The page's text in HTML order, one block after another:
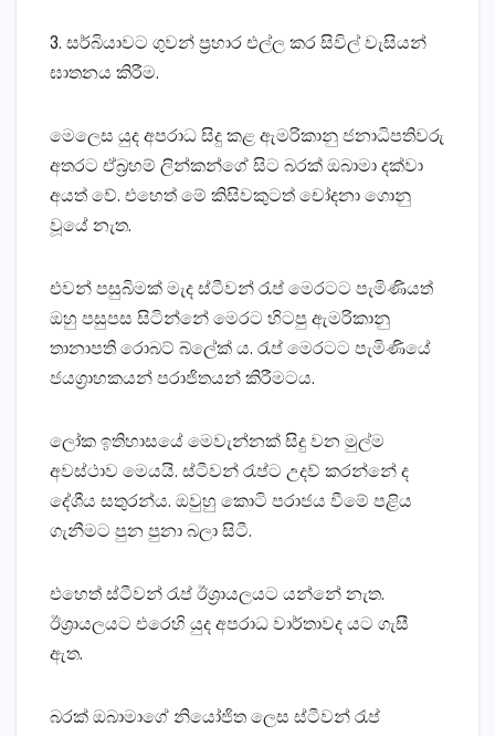
3. සර්බියාවට ගුවන් ප්‍රහාර එල්ල කර සිවිල් වැසියන්
ඝාතනය කිරීම.
මෙලෙස යුද අපරාධ සිදු කළ ඇමරිකානු ජනාධිපතිවරු
අතරට ඒබ්‍රහම් ලින්කන්ගේ සිට බරක්‌ ඔබාමා දක්‌වා
අයත් වේ. එහෙත් මේ කිසිවකුටත් චෝදනා ගොනු
වූයේ නැත.
එවන් පසුබිමක්‌ මැද ස්‌ටීවන් රැප් මෙරටට පැමිණියත්
ඔහු පසුපස සිටින්නේ මෙරට හිටපු ඇමරිකානු
තානාපති රොබට්‌ බ්ලේක්‌ ය. රැප් මෙරටට පැමිණියේ
ජයග්‍රාහකයන් පරාජිතයන් කිරීමටය.
ලෝක ඉතිහාසයේ මෙවැන්නක්‌ සිදු වන මුල්ම
අවස්‌ථාව මෙයයි. ස්‌ටීවන් රැප්ට උදව් කරන්නේ ද
දේශීය සතුරන්ය. ඔවුහු කොටි පරාජය වීමේ පළිය
ගැනීමට පුන පුනා බලා සිටී.
එහෙත් ස්‌ටීවන් රැප් ඊශ්‍රායලයට යන්නේ නැත.
ඊශ්‍රායලයට එරෙහි යුද අපරාධ වාර්තාවද යට ගැසී
ඇත.
බරක්‌ ඔබාමාගේ නියෝජිත ලෙස ස්‌ටීවන් රැප්